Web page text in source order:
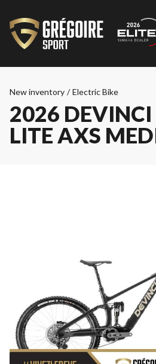
New inventory / Electric Bike
2026 DEVINCI
LITE AXS